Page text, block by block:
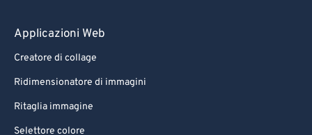
Applicazioni Web
Creatore di collage
Ridimensionatore di immagini
Ritaglia immagine
Selettore colore